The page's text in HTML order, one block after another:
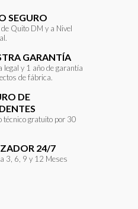
SEGURO
Quito DM y a Nivel
GARANTÍA
legal y 1 año de garantía
de fábrica.
DE
técnico gratuito por 30
24/7
3, 6, 9 y 12 Meses